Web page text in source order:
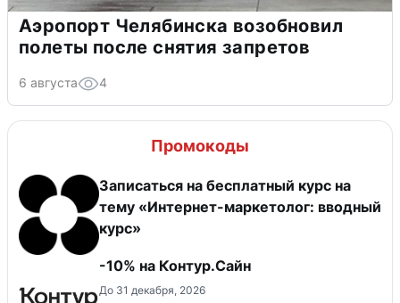
Аэропорт Челябинска возобновил
полеты после снятия запретов
6 августа 4
Промокоды
Записаться на бесплатный курс на
тему «Интернет-маркетолог: вводный
курс»
-10% на Контур.Сайн
До 31 декабря, 2026